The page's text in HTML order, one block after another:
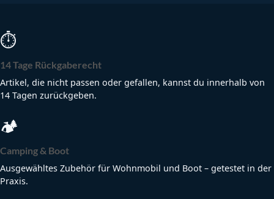
⏱
14 Tage Rückgaberecht
Artikel, die nicht passen oder gefallen, kannst du innerhalb von
14 Tagen zurückgeben.
🏕
Camping & Boot
Ausgewähltes Zubehör für Wohnmobil und Boot – getestet in der
Praxis.